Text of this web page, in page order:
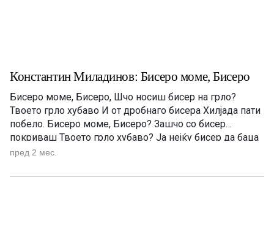
Константин Миладинов: Бисеро моме, Бисеро
Бисеро моме, Бисеро, Шчо носиш бисер на грло?
Твоето грло хубаво И от дробнаго бисера Хилјада пати
побело. Бисеро моме, Бисеро? Зашчо со бисер
покриваш Твоето грло хубаво? Ја нејќу бисер да баца
Тука сака твоето грло.- Бисеро моме Бисеро, За кого
Бисера.
пред 2 мес.